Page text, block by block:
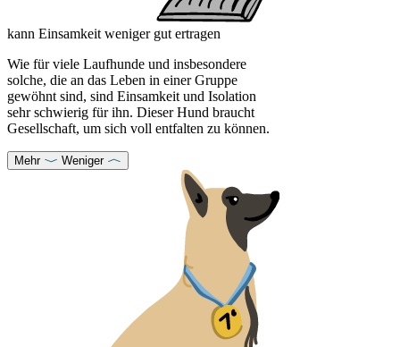
kann Einsamkeit weniger gut ertragen
Wie für viele Laufhunde und insbesondere
solche, die an das Leben in einer Gruppe
gewöhnt sind, sind Einsamkeit und Isolation
sehr schwierig für ihn. Dieser Hund braucht
Gesellschaft, um sich voll entfalten zu können.
Mehr Weniger